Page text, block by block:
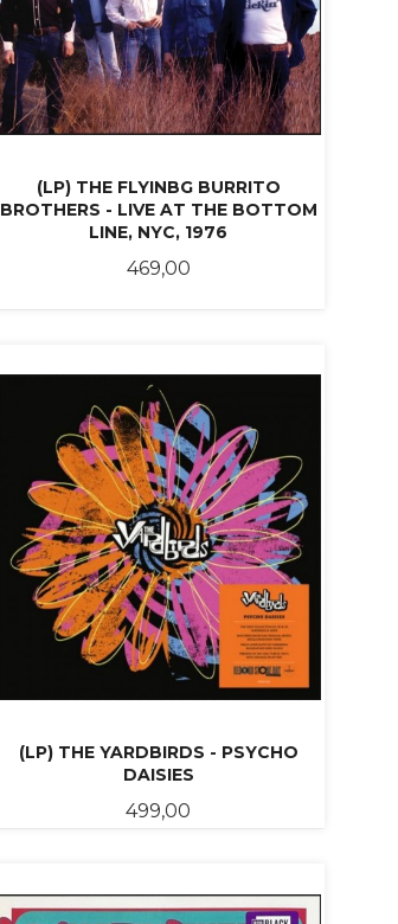
(LP) THE FLYINBG BURRITO
BROTHERS - LIVE AT THE BOTTOM
LINE, NYC, 1976
Pris
469,00
(LP) THE YARDBIRDS - PSYCHO
DAISIES
Pris
499,00